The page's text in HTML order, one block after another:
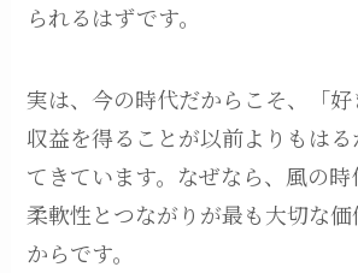
られるはずです。
実は、今の時代だからこそ、「
収益を得ることが以前よりもはる
てきています。なぜなら、風の時
柔軟性とつながりが最も大切な
からです。